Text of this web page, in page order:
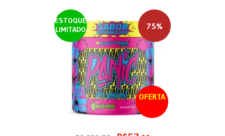
ESTOQUE
LIMITADO
OFERTA
75%